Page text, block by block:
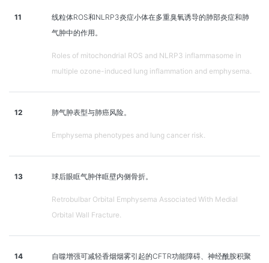
11
线粒体ROS和NLRP3炎症小体在多重臭氧诱导的肺部炎症和肺
气肿中的作用。
Roles of mitochondrial ROS and NLRP3 inflammasome in
multiple ozone-induced lung inflammation and emphysema.
12 肺气肿表型与肺癌风险。
Emphysema phenotypes and lung cancer risk.
13 球后眼眶气肿伴眶壁内侧骨折。
Retrobulbar Orbital Emphysema Associated With Medial
Orbital Wall Fracture.
14
自噬增强可减轻香烟烟雾引起的CFTR功能障碍、神经酰胺积聚